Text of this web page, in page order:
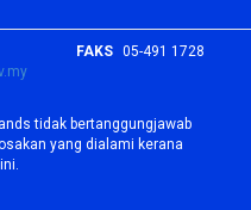
FAKS
05-491 1728
tidak bertanggungjawab
yang dialami kerana